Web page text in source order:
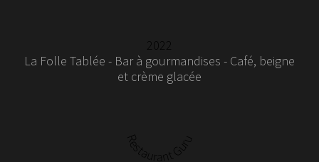
2022
La Folle Tablée - Bar à gourmandises - Café, beigne
et crème glacée
Restaurant Guru